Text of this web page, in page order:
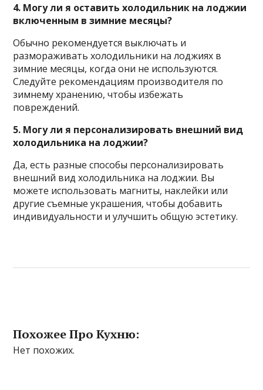
4. Могу ли я оставить холодильник на лоджии
включенным в зимние месяцы?
Обычно рекомендуется выключать и
размораживать холодильники на лоджиях в
зимние месяцы, когда они не используются.
Следуйте рекомендациям производителя по
зимнему хранению, чтобы избежать
повреждений.
5. Могу ли я персонализировать внешний вид
холодильника на лоджии?
Да, есть разные способы персонализировать
внешний вид холодильника на лоджии. Вы
можете использовать магниты, наклейки или
другие съемные украшения, чтобы добавить
индивидуальности и улучшить общую эстетику.
Похожее Про Кухню:
Нет похожих.